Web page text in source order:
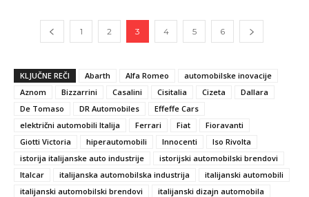
1 2 3 4 5 6
KLJUČNE REČI Abarth Alfa Romeo
automobilske inovacije
Aznom
Bizzarrini Casalini Cisitalia Cizeta
Dallara
De Tomaso
DR Automobiles
Effeffe Cars
električni automobili Italija
Ferrari Fiat
Fioravanti
Giotti Victoria
hiperautomobili Innocenti
Iso Rivolta
istorija italijanske auto industrije
istorijski automobilski brendovi
Italcar
italijanska automobilska industrija
italijanski automobili
italijanski automobilski brendovi
italijanski dizajn automobila